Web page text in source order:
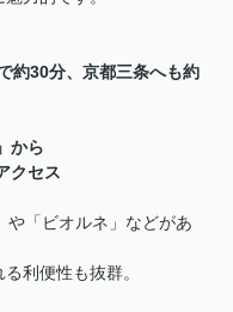
30分、京都三条へも約
から
クセス
や「ビオルネ」などがあ
利便性も抜群。